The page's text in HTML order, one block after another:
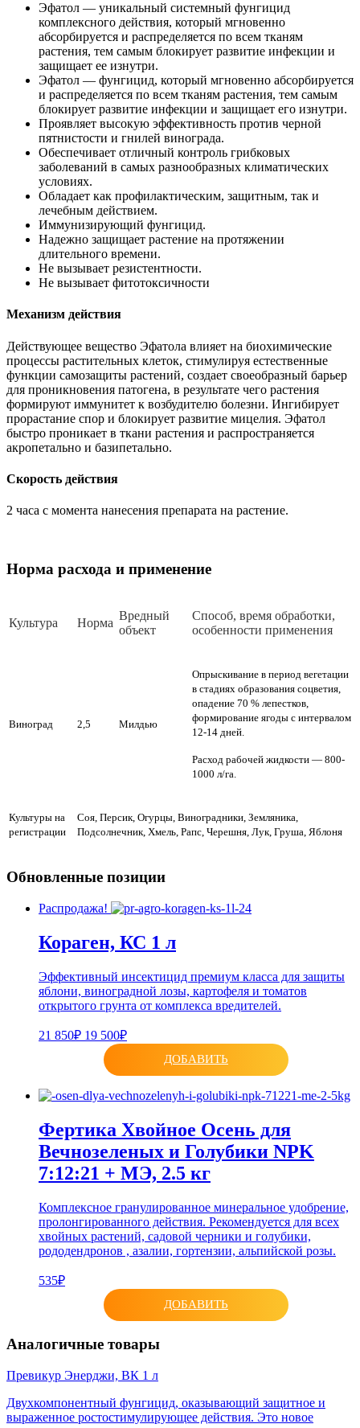
Эфатол — уникальный системный фунгицид
комплексного действия, который мгновенно
абсорбируется и распределяется по всем тканям
растения, тем самым блокирует развитие инфекции и
защищает ее изнутри.
Эфатол — фунгицид, который мгновенно абсорбируется
и распределяется по всем тканям растения, тем самым
блокирует развитие инфекции и защищает его изнутри.
Проявляет высокую эффективность против черной
пятнистости и гнилей винограда.
Обеспечивает отличный контроль грибковых
заболеваний в самых разнообразных климатических
условиях.
Обладает как профилактическим, защитным, так и
лечебным действием.
Иммунизирующий фунгицид.
Надежно защищает растение на протяжении
длительного времени.
Не вызывает резистентности.
Не вызывает фитотоксичности
Механизм действия
Действующее вещество Эфатола влияет на биохимические
процессы растительных клеток, стимулируя естественные
функции самозащиты растений, создает своеобразный барьер
для проникновения патогена, в результате чего растения
формируют иммунитет к возбудителю болезни. Ингибирует
прорастание спор и блокирует развитие мицелия. Эфатол
быстро проникает в ткани растения и распространяется
акропетально и базипетально.
Скорость действия
2 часа с момента нанесения препарата на растение.
Норма расхода и применение
Куль­ту­ра Нор­ма
Вред­ный
объ­ект
Спо­соб, вре­мя об­ра­бот­ки,
осо­бен­нос­ти при­ме­не­ния
Виноград 2,5 Милдью
Опрыскивание в период вегетации
в стадиях образования соцветия,
опадение 70 % лепестков,
формирование ягоды с интервалом
12-14 дней.
Расход рабочей жидкости — 800-
1000 л/га.
Культуры на
регистрации
Соя, Персик, Огурцы, Виноградники, Земляника,
Подсолнечник, Хмель, Рапс, Черешня, Лук, Груша, Яблоня
Обновленные позиции
Распродажа!
Кораген, КС 1 л
Эффективный инсектицид премиум класса для защиты
яблони, виноградной лозы, картофеля и томатов
открытого грунта от комплекса вредителей.
21 850₽ 19 500₽
ДОБАВИТЬ
Фертика Хвойное Осень для
Вечнозеленых и Голубики NPK
7:12:21 + МЭ, 2.5 кг
Комплексное гранулированное минеральное удобрение,
пролонгированного действия. Рекомендуется для всех
хвойных растений, садовой черники и голубики,
рододендронов , азалии, гортензии, альпийской розы.
535₽
ДОБАВИТЬ
Аналогичные товары
Превикур Энерджи, ВК 1 л
Двухкомпонентный фунгицид, оказывающий защитное и
выраженное ростостимулирующее действия. Это новое